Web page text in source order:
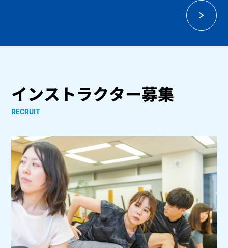
インストラクター募集
RECRUIT